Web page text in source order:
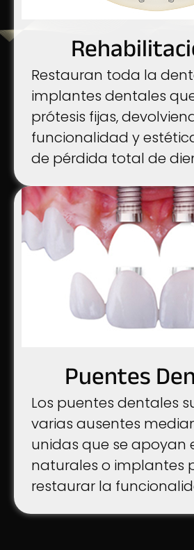
Restauran toda la
implantes dentales
prótesis fijas,
funcionalidad y
de pérdida total de
Puentes
Los puentes dentales
varias ausentes
unidas que se apoyan
naturales o implantes
restaurar la